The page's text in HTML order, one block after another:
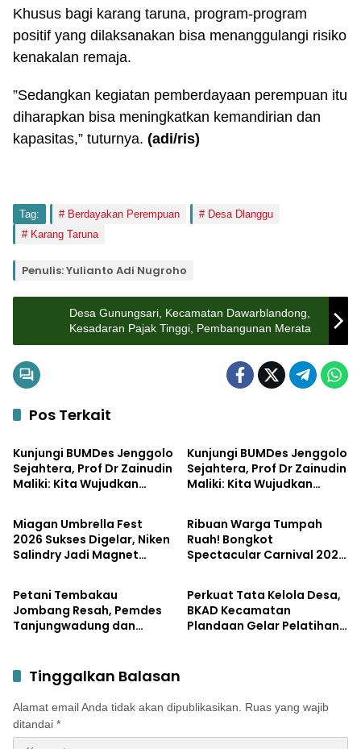
Khusus bagi karang taruna, program-program
positif yang dilaksanakan bisa menanggulangi risiko
kenakalan remaja.
”Sedangkan kegiatan pemberdayaan perempuan itu
diharapkan bisa meningkatkan kemandirian dan
kapasitas,” tuturnya. (adi/ris)
Tag: Berdayakan Perempuan
Desa Dlanggu
Karang Taruna
Penulis: Yulianto Adi Nugroho
Desa Gunungsari, Kecamatan Dawarblandong,
Kesadaran Pajak Tinggi, Pembangunan Merata
Pos Terkait
Pemerintahan
Kunjungi BUMDes Jenggolo
Sejahtera, Prof Dr Zainudin
Maliki: Kita Wujudkan
dengan Potensi Desa
Kunjungi BUMDes Jenggolo
Sejahtera, Prof Dr Zainudin
Maliki: Kita Wujudkan
dengan Potensi Desa
Pemerintahan
Miagan Umbrella Fest
2026 Sukses Digelar, Niken
Salindry Jadi Magnet
Pemerintahan
Ribuan Warga Tumpah
Ruah! Bongkot
Spectacular Carnival 2026
Pemerintahan
Petani Tembakau
Jombang Resah, Pemdes
Tanjungwadung dan
Pemerintahan
Perkuat Tata Kelola Desa,
BKAD Kecamatan
Plandaan Gelar Pelatihan
Tinggalkan Balasan
Alamat email Anda tidak akan dipublikasikan.
Ruas yang wajib
ditandai *